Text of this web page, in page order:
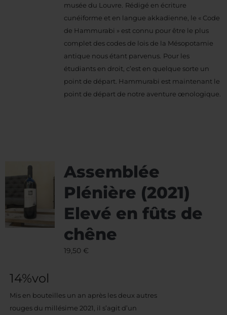
musée du Louvre. Rédigé en écriture
cunéiforme et en langue akkadienne, le « Code
de Hammurabi » est connu pour être le plus
complet des codes de lois de la Mésopotamie
antique nous étant parvenus. Pour les
étudiants en droit, c’est en quelque sorte un
point de départ. Hammurabi est maintenant le
point de départ de notre aventure œnologique.
Assemblée
Plénière (2021)
Elevé en fûts de
chêne
19,50 €
14%vol
Mis en bouteilles un an après les deux autres
rouges du millésime 2021, il s’agit d’un